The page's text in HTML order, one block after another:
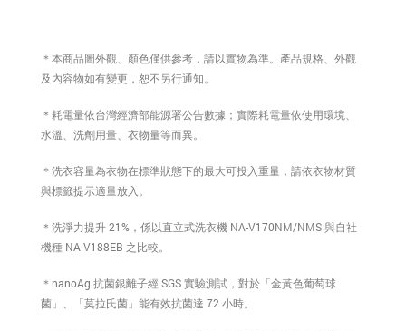
＊本商品圖外觀、顏色僅供參考，請以實物為準。產品規格、外觀
及內容物如有變更，恕不另行通知。
＊耗電量依台灣經濟部能源署公告數據；實際耗電量依使用環境、
水溫、洗劑用量、衣物量等而異。
＊洗衣容量為衣物在標準狀態下的最大可投入重量，請依衣物材質
與標籤提示適量放入。
＊洗淨力提升 21%，係以直立式洗衣機 NA-V170NM/NMS 與自社
機種 NA-V188EB 之比較。
＊nanoAg 抗菌銀離子經 SGS 實驗測試，對於「金黃色葡萄球
菌」、「莫拉氏菌」能有效抗菌達 72 小時。